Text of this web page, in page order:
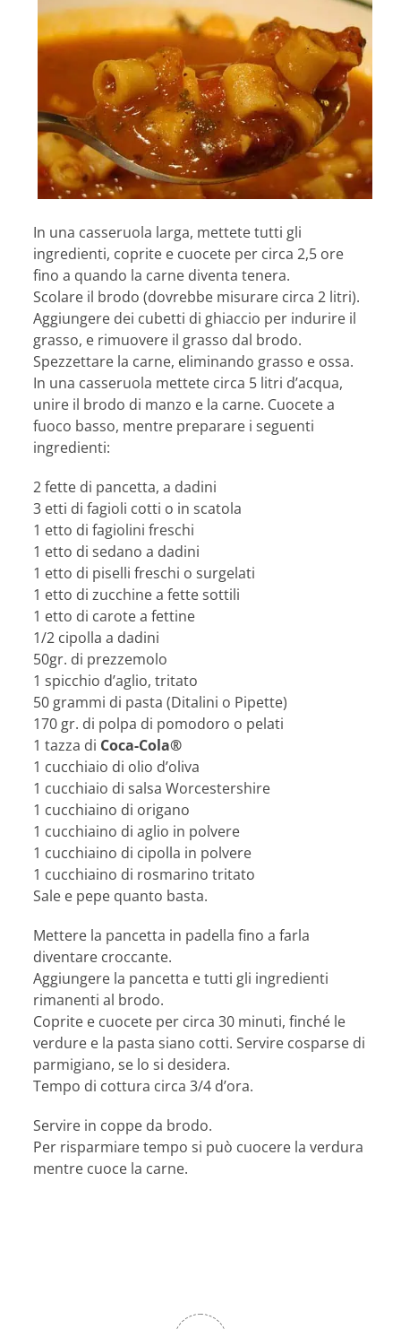
In una casseruola larga, mettete tutti gli
ingredienti, coprite e cuocete per circa 2,5 ore
fino a quando la carne diventa tenera.
Scolare il brodo (dovrebbe misurare circa 2 litri).
Aggiungere dei cubetti di ghiaccio per indurire il
grasso, e rimuovere il grasso dal brodo.
Spezzettare la carne, eliminando grasso e ossa.
In una casseruola mettete circa 5 litri d’acqua,
unire il brodo di manzo e la carne. Cuocete a
fuoco basso, mentre preparare i seguenti
ingredienti:
2 fette di pancetta, a dadini
3 etti di fagioli cotti o in scatola
1 etto di fagiolini freschi
1 etto di sedano a dadini
1 etto di piselli freschi o surgelati
1 etto di zucchine a fette sottili
1 etto di carote a fettine
1/2 cipolla a dadini
50gr. di prezzemolo
1 spicchio d’aglio, tritato
50 grammi di pasta (Ditalini o Pipette)
170 gr. di polpa di pomodoro o pelati
1 tazza di Coca-Cola®
1 cucchiaio di olio d’oliva
1 cucchiaio di salsa Worcestershire
1 cucchiaino di origano
1 cucchiaino di aglio in polvere
1 cucchiaino di cipolla in polvere
1 cucchiaino di rosmarino tritato
Sale e pepe quanto basta.
Mettere la pancetta in padella fino a farla
diventare croccante.
Aggiungere la pancetta e tutti gli ingredienti
rimanenti al brodo.
Coprite e cuocete per circa 30 minuti, finché le
verdure e la pasta siano cotti. Servire cosparse di
parmigiano, se lo si desidera.
Tempo di cottura circa 3/4 d’ora.
Servire in coppe da brodo.
Per risparmiare tempo si può cuocere la verdura
mentre cuoce la carne.